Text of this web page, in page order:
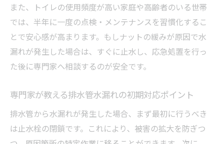
また、トイレの使用頻度が高い家庭や高齢者のいる世帯
では、半年に一度の点検・メンテナンスを習慣化するこ
とで安心感が高まります。もしナットの緩みが原因で水
漏れが発生した場合は、すぐに止水し、応急処置を行っ
た後に専門家へ相談するのが安全です。
専門家が教える排水管水漏れの初期対応ポイント
排水管から水漏れが発生した場合、まず最初に行うべき
は止水栓の閉鎖です。これにより、被害の拡大を防ぎつ